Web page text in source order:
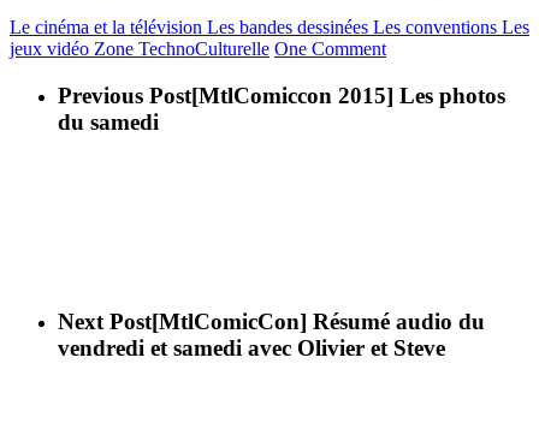
Le cinéma et la télévision Les bandes dessinées Les conventions Les
jeux vidéo Zone TechnoCulturelle One Comment
Previous Post[MtlComiccon 2015] Les photos
du samedi
Next Post[MtlComicCon] Résumé audio du
vendredi et samedi avec Olivier et Steve